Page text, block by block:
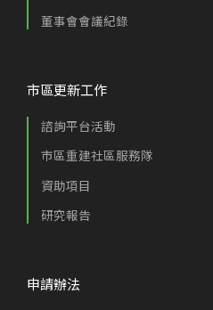
董事會會議紀錄
市區更新工作
諮詢平台活動
市區重建社區服務隊
資助項目
研究報告
申請辦法